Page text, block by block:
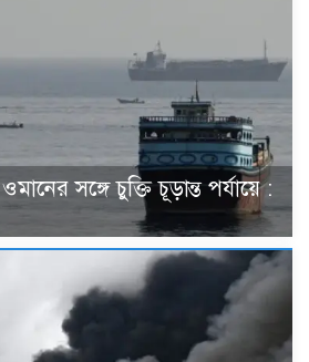
সঙ্গে চুক্তি চূড়ান্ত পর্যায়ে :